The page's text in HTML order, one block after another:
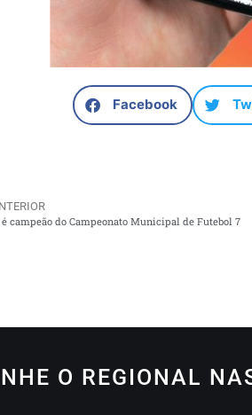
Facebook
campeão do Campeonato Municipal de Futebol 7
O REGIONAL